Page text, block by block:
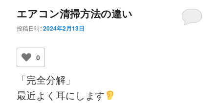
エアコン清掃方法の違い
投稿日時:2024年2月13日
0
「完全分解」
最近よく耳にします